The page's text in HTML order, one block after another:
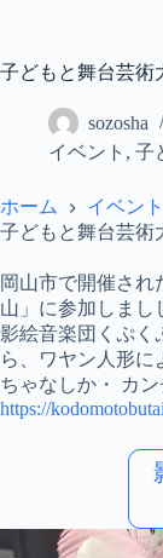
テ
ン
ッ
プ
子どもと舞台芸術
sozosha
イベント , 子
ホーム
イベント
子どもと舞台芸術
岡山市で開催され
山」に参加しまし
影絵音楽団くぷく
ら、ワヤン人形に
ちゃなしか・ カン
https://